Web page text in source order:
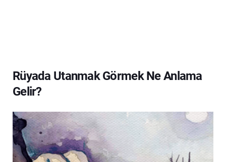
Rüyada Utanmak Görmek Ne Anlama
Gelir?